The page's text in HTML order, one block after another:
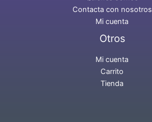
Contacta con nosotros
Mi cuenta
Otros
Mi cuenta
Carrito
Tienda